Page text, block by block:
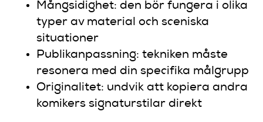
Mångsidighet: den bör fungera i olika
typer av material och sceniska
situationer
Publikanpassning: tekniken måste
resonera med din specifika målgrupp
Originalitet: undvik att kopiera andra
komikers signaturstilar direkt